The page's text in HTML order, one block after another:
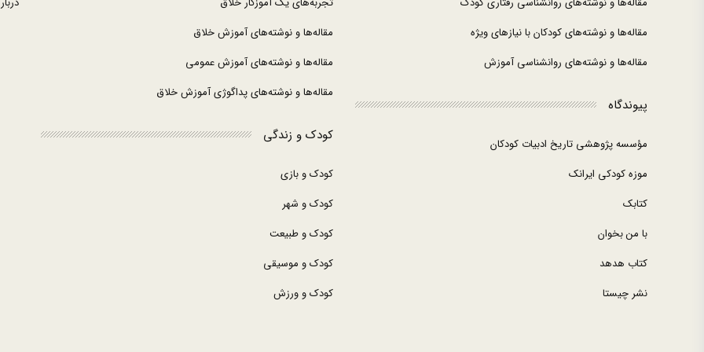
مقاله‌ها و نوشته‌های کودکان با نیازهای ویژه
مقاله‌ها و نوشته‌های روانشناسی آموزش
پیوندگاه
مؤسسه پژوهشی تاریخ ادبیات کودکان
موزه کودکی ایرانک
کتابک
با من بخوان
کتاب هدهد
نشر چیستا
مقاله‌ها و نوشته‌های آموزش خلاق
مقاله‌ها و نوشته‌های آموزش عمومی
مقاله‌ها و نوشته‌های پداگوژی آموزش خلاق
کودک و زندگی
کودک و بازی
کودک و شهر
کودک و طبیعت
کودک و موسیقی
کودک و ورزش